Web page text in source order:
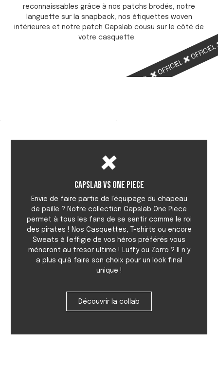
OFFICIEL
OFFICIEL
OFFICIEL
reconnaissables grâce à nos patchs brodés, notre
languette sur la snapback, nos étiquettes woven
intérieures et notre patch Capslab cousu sur le côté de
votre casquette.
Capslab vs One Piece
Envie de faire partie de l’équipage du chapeau
de paille ? Notre collection Capslab One Piece
permet à tous les fans de se sentir comme le roi
des pirates ! Nos Casquettes, T-shirts ou encore
Sweats à l’effigie de vos héros préférés vous
mèneront au trésor ultime ! Luffy ou Zorro ? Il n’y
a plus qu’à faire son choix pour un look final
unique !
Découvrir la collab